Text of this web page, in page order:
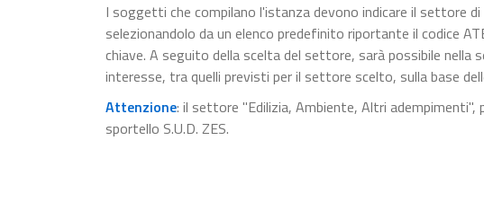
I soggetti che compilano l'istanza devono indicare il settore
selezionandolo da un elenco predefinito riportante il codice
chiave. A seguito della scelta del settore, sarà possibile nella
interesse, tra quelli previsti per il settore scelto, sulla base
Attenzione: il settore "Edilizia, Ambiente, Altri
sportello S.U.D. ZES.